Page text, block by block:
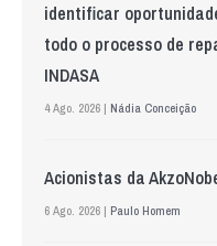
identificar
todo o processo de
INDASA
4 Ago. 2026 | Nádia Conceição
Acionistas da
6 Ago. 2026 | Paulo Homem